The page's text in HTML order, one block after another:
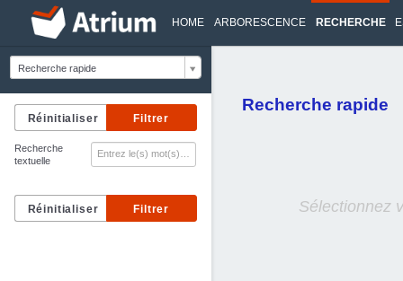
HOME ARBORESCENCE RECHERCHE
Recherche rapide
Recherche
textuelle
Recherche rapide
Sélectionnez